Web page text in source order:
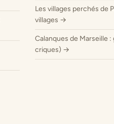
Les villages perchés de
villages →
Calanques de Marseille
criques) →